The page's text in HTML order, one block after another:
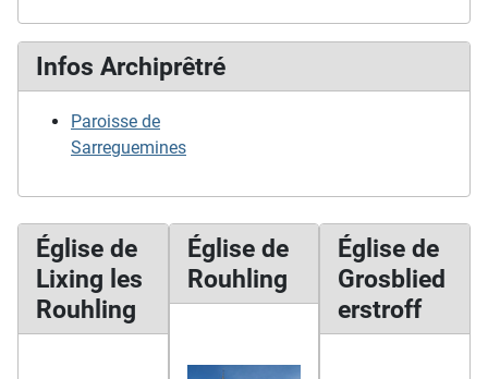
Infos Archiprêtré
Paroisse de
Sarreguemines
Église de
Lixing les
Rouhling
Église de
Rouhling
Église de
Grosblied
erstroff